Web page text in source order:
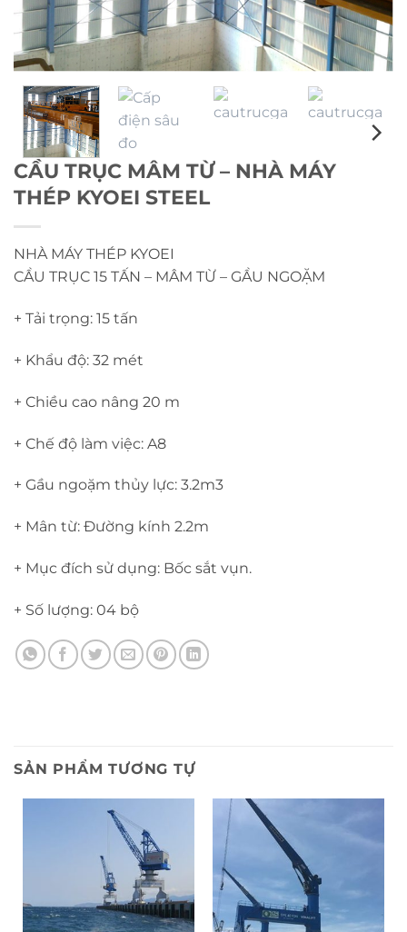
CẦU TRỤC MÂM TỪ – NHÀ MÁY
THÉP KYOEI STEEL
NHÀ MÁY THÉP KYOEI
CẦU TRỤC 15 TẤN – MÂM TỪ – GẦU NGOẶM
+ Tải trọng: 15 tấn
+ Khẩu độ: 32 mét
+ Chiều cao nâng 20 m
+ Chế độ làm việc: A8
+ Gầu ngoặm thủy lực: 3.2m3
+ Mân từ: Đường kính 2.2m
+ Mục đích sử dụng: Bốc sắt vụn.
+ Số lượng: 04 bộ
SẢN PHẨM TƯƠNG TỰ